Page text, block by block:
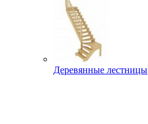
Деревянные лестницы